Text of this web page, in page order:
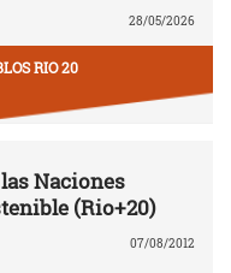
28/05/2026
RIO 20
Naciones
(Rio+20)
07/08/2012